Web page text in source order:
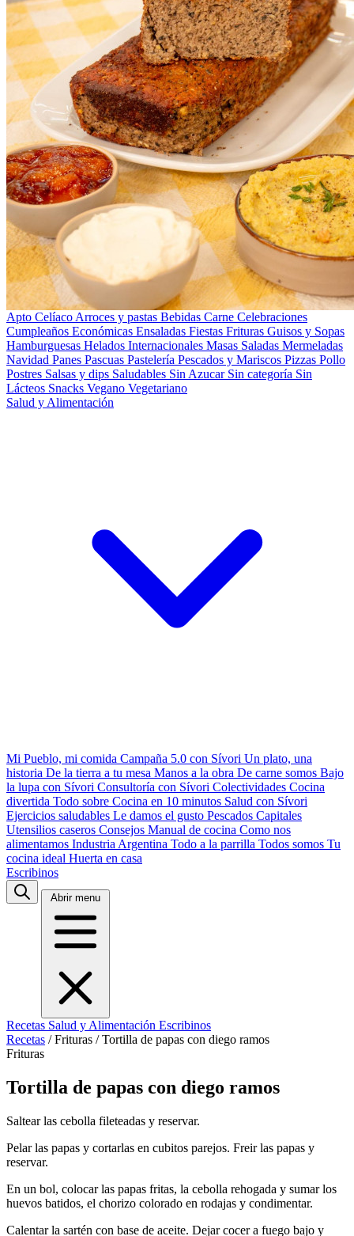
Apto Celíaco Arroces y pastas Bebidas Carne Celebraciones
Cumpleaños Económicas Ensaladas Fiestas Frituras Guisos y Sopas
Hamburguesas Helados Internacionales Masas Saladas Mermeladas
Navidad Panes Pascuas Pastelería Pescados y Mariscos Pizzas Pollo
Postres Salsas y dips Saludables Sin Azucar Sin categoría Sin
Lácteos Snacks Vegano Vegetariano
Salud y Alimentación
Mi Pueblo, mi comida Campaña 5.0 con Sívori Un plato, una
historia De la tierra a tu mesa Manos a la obra De carne somos Bajo
la lupa con Sívori Consultoría con Sívori Colectividades Cocina
divertida Todo sobre Cocina en 10 minutos Salud con Sívori
Ejercicios saludables Le damos el gusto Pescados Capitales
Utensilios caseros Consejos Manual de cocina Como nos
alimentamos Industria Argentina Todo a la parrilla Todos somos Tu
cocina ideal Huerta en casa
Escribinos
Abrir menu
Recetas Salud y Alimentación Escribinos
Recetas / Frituras / Tortilla de papas con diego ramos
Frituras
Tortilla de papas con diego ramos
Saltear las cebolla fileteadas y reservar.
Pelar las papas y cortarlas en cubitos parejos. Freir las papas y
reservar.
En un bol, colocar las papas fritas, la cebolla rehogada y sumar los
huevos batidos, el chorizo colorado en rodajas y condimentar.
Calentar la sartén con base de aceite. Dejar cocer a fuego bajo y